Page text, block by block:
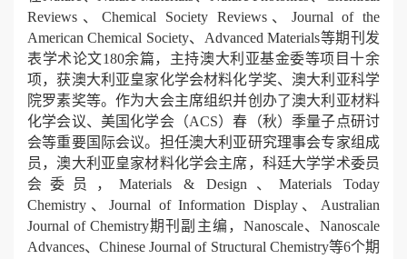
Reviews、Chemical Society Reviews、Journal of the
American Chemical Society、Advanced Materials等期刊发
表学术论文180余篇，主持澳大利亚基金委等项目十余
项，获澳大利亚皇家化学会材料化学奖、澳大利亚科学
院罗素奖等。作为大会主席组织并创办了澳大利亚材料
化学会议、美国化学会（ACS）春（秋）季量子点研讨
会等重要国际会议。担任澳大利亚研究理事会专家组成
员，澳大利亚皇家材料化学会主席，科廷大学学术委员
会委员，Materials & Design、Materials Today
Chemistry、Journal of Information Display、Australian
Journal of Chemistry期刊副主编，Nanoscale、Nanoscale
Advances、Chinese Journal of Structural Chemistry等6个期